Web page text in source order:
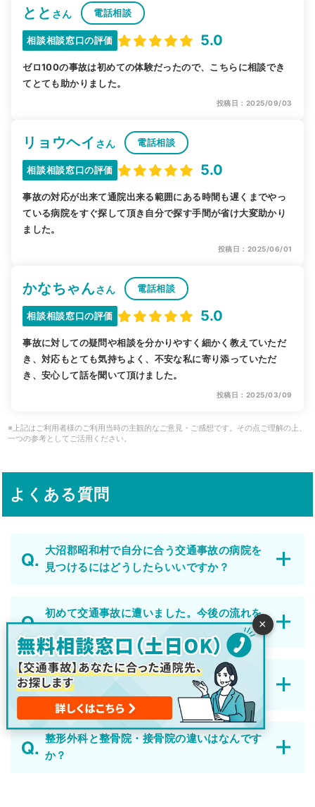
とと さん 電話相談
相談相談窓口の評価 5.0
ゼロ100の事故は初めての体験だったので、こちらに相談でき
てとても助かりました。
投稿日：2025/09/03
リョウヘイ さん 電話相談
相談相談窓口の評価 5.0
事故の対応が出来て通院出来る範囲にある時間も遅くまでやっ
ている病院をすぐ探して頂き自分で探す手間が省け大変助かり
ました。
投稿日：2025/06/01
かなちゃんさん 電話相談
相談相談窓口の評価 5.0
事故に対しての疑問や相談を分かりやすく細かく教えていただ
き、対応もとても気持ちよく、不安な私に寄り添っていただ
き、安心して話を聞いて頂けました。
投稿日：2025/03/09
※上記はご利用者様のご利用当時の主観的なご意見・ご感想です。その点ご理解の上、
一つの参考としてご活用ください。
よくある質問
大沼郡昭和村で自分に合う交通事故の病院を
見つけるにはどうしたらいいですか？
初めて交通事故に遭いました。今後の流れを
大沼郡昭和村ではどれくらい交通事故が起こ
っていますか？
整形外科と整骨院・接骨院の違いはなんです
か？
×